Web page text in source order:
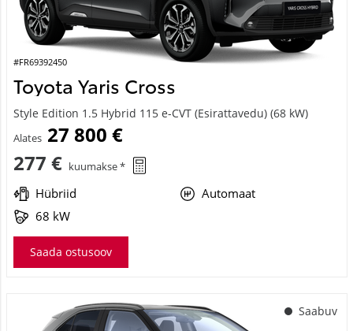
#FR69392450
Toyota Yaris Cross
Style Edition 1.5 Hybrid 115 e-CVT (Esirattavedu) (68 kW)
Alates 27 800 €
277 € kuumakse *
Hübriid
Automaat
68 kW
Saada ostusoov
Saabuv